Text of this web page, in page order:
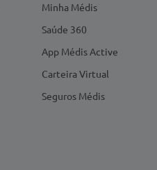
Minha Médis
Saúde 360
App Médis Active
Carteira Virtual
Seguros Médis